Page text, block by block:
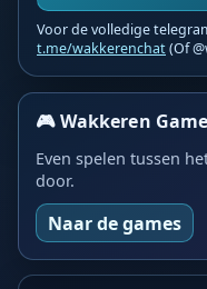
Voor de volledige
t.me/wakkerenchat(Of
🎮 Wakkeren
Even spelen tussen
door.
Naar de games